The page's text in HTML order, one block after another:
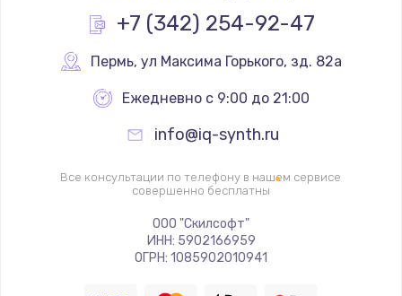
+7 (342) 254-92-47
Пермь, ул Максима Горького, зд. 82а
Ежедневно с 9:00 до 21:00
info@iq-synth.ru
Все консультации по телефону в нашем сервисе
совершенно бесплатны
ООО "Скилсофт"
ИНН: 5902166959
ОГРН: 1085902010941